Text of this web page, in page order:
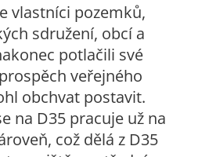
vlastníci pozemků,
sdružení, obcí a
potlačili své
veřejného
obchvat postavit.
na D35 pracuje už na
což dělá z D35